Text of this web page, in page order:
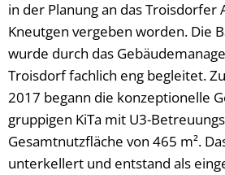
in der Planung an das
Kneutgen vergeben worden. Die
wurde durch das
Troisdorf fachlich eng begleitet.
2017 begann die konzeptionelle
gruppigen KiTa mit U3-
Gesamtnutzfläche von 465 m².
unterkellert und entstand als